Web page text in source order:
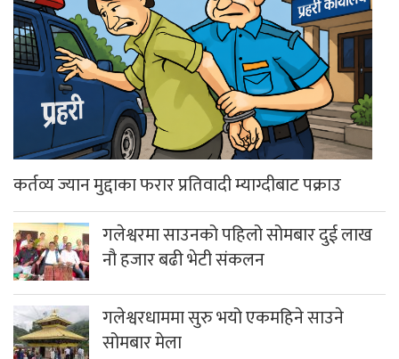
कर्तव्य ज्यान मुद्दाका फरार प्रतिवादी म्याग्दीबाट पक्राउ
गलेश्वरमा साउनको पहिलो सोमबार दुई लाख
नौ हजार बढी भेटी संकलन
गलेश्वरधाममा सुरु भयो एकमहिने साउने
सोमबार मेला